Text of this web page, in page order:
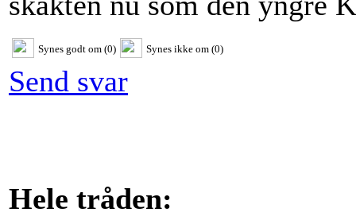
Synes godt om (0) Synes ikke om (0)
Send svar
Hele tråden: